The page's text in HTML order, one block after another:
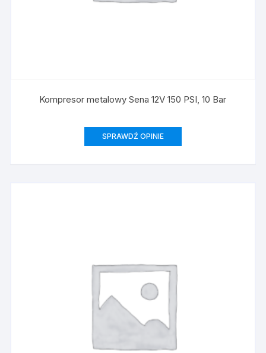
Kompresor metalowy Sena 12V 150 PSI, 10 Bar
SPRAWDŹ OPINIE